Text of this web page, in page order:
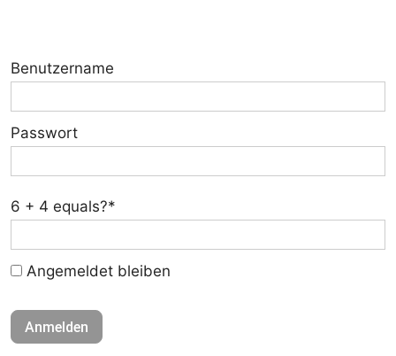
Benutzername
Passwort
6 + 4 equals?*
Angemeldet bleiben